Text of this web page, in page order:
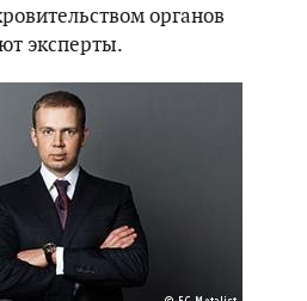
органов
эксперты.